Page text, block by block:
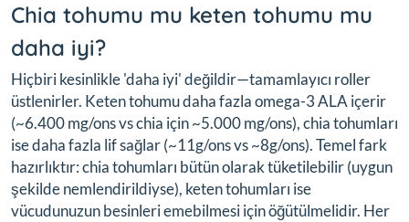
Chia tohumu mu keten tohumu mu
daha iyi?
Hiçbiri kesinlikle 'daha iyi' değildir—tamamlayıcı roller
üstlenirler. Keten tohumu daha fazla omega-3 ALA içerir
(~6.400 mg/ons vs chia için ~5.000 mg/ons), chia tohumları
ise daha fazla lif sağlar (~11g/ons vs ~8g/ons). Temel fark
hazırlıktır: chia tohumları bütün olarak tüketilebilir (uygun
şekilde nemlendirildiyse), keten tohumları ise
vücudunuzun besinleri emebilmesi için öğütülmelidir. Her